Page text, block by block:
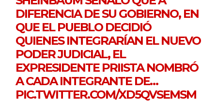
DIFERENCIA DE SU GOBIERNO, EN
QUE EL PUEBLO DECIDIÓ
QUIENES INTEGRARÍAN EL NUEVO
PODER JUDICIAL, EL
EXPRESIDENTE PRIISTA NOMBRÓ
A CADA INTEGRANTE DE…
PIC.TWITTER.COM/XD5QVSEMSM